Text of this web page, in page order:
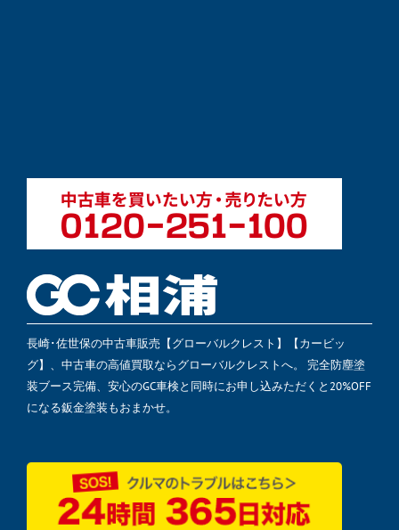
長崎･佐世保の中古車販売【グローバルクレスト】【カービッ
グ】、中古車の高値買取ならグローバルクレストへ。 完全防塵塗
装ブース完備、安心のGC車検と同時にお申し込みただくと20%OFF
になる鈑金塗装もおまかせ。